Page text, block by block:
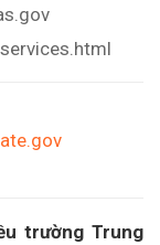
trường Trung